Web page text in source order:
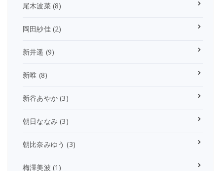
尾木波菜(8)
岡田紗佳(2)
新井遥 (9)
新唯 (8)
新谷あやか (3)
朝日ななみ (3)
朝比奈みゆう (3)
梅澤美波 (1)